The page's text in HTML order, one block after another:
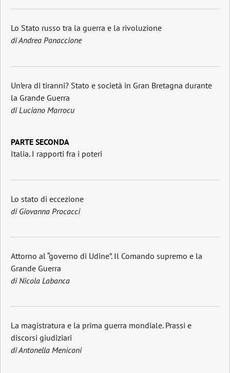
Lo Stato russo tra la guerra e la rivoluzione
di Andrea Panaccione
Un’era di tiranni? Stato e società in Gran Bretagna durante
la Grande Guerra
di Luciano Marrocu
PARTE SECONDA
Italia. I rapporti fra i poteri
Lo stato di eccezione
di Giovanna Procacci
Attorno al “governo di Udine”. Il Comando supremo e la
Grande Guerra
di Nicola Labanca
La magistratura e la prima guerra mondiale. Prassi e
discorsi giudiziari
di Antonella Meniconi